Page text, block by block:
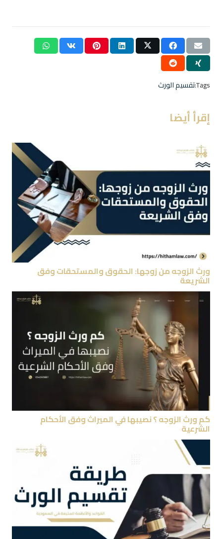
Tags:تقسيم الورث
إقرأ أيضا
ورث الزوجه من زوجها: الحقوق والمستحقات وفق
الشريعة
كم ورث الزوجه ؟ نصيبها في الميراث وفق الأحكام
الشرعية